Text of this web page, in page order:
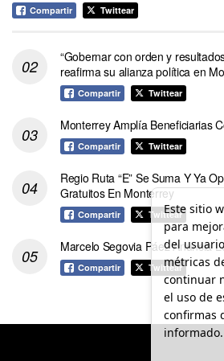
Compartir Twittear
“Gobernar con orden y
reafirma su alianza política en
Compartir Twittear
Monterrey Amplía Beneficiarias
Compartir Twittear
Regio Ruta “E” Se Suma Y Ya
Gratuitos En Monterrey
Compartir Twittear
Marcelo Segovia Páez Anuncia
Compartir Twittear
Este sitio
para
del
métricas
continuar
el uso de
confirmas
informado.